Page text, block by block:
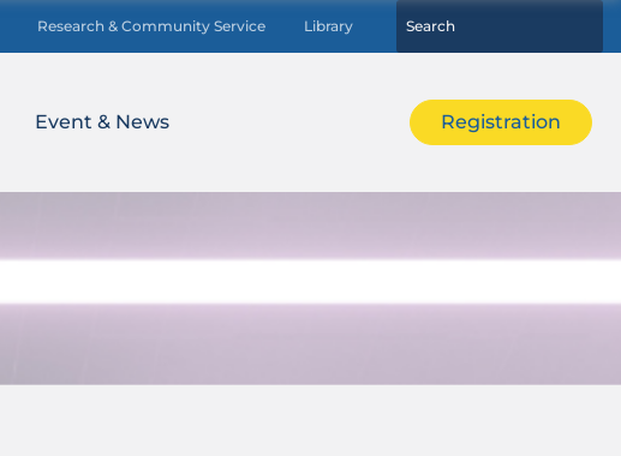
Research & Community Service Library
Event & News Registration